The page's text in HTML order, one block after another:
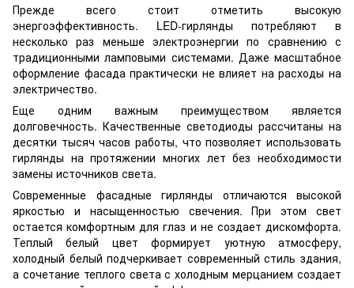
Прежде всего стоит отметить высокую
энергоэффективность. LED-гирлянды потребляют в
несколько раз меньше электроэнергии по сравнению с
традиционными ламповыми системами. Даже масштабное
оформление фасада практически не влияет на расходы на
электричество.
Еще одним важным преимуществом является
долговечность. Качественные светодиоды рассчитаны на
десятки тысяч часов работы, что позволяет использовать
гирлянды на протяжении многих лет без необходимости
замены источников света.
Современные фасадные гирлянды отличаются высокой
яркостью и насыщенностью свечения. При этом свет
остается комфортным для глаз и не создает дискомфорта.
Теплый белый цвет формирует уютную атмосферу,
холодный белый подчеркивает современный стиль здания,
а сочетание теплого света с холодным мерцанием создает